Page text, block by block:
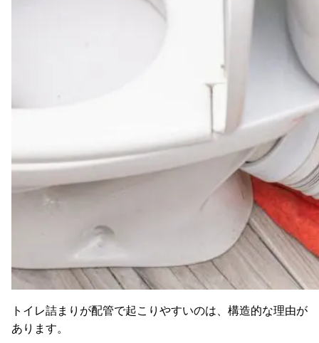
トイレ詰まりが配管で起こりやすいのは、構造的な理由が
あります。